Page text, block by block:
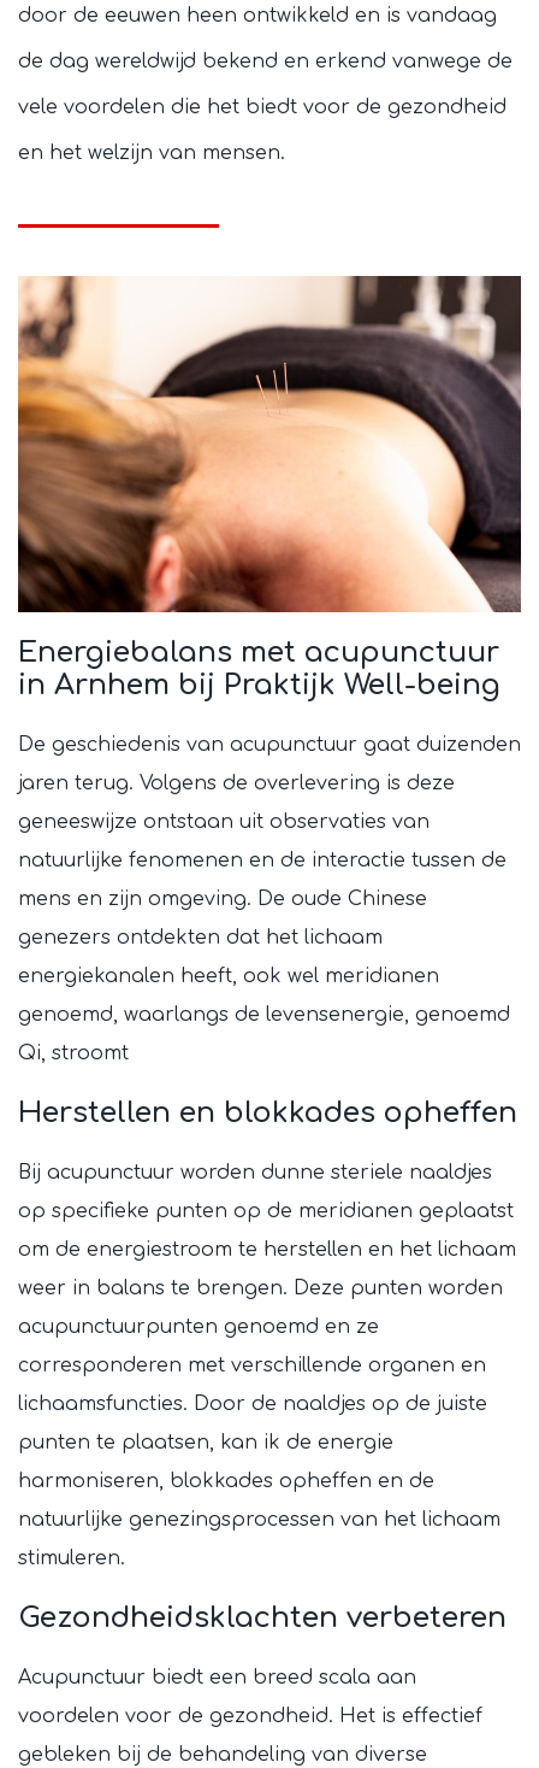
door de eeuwen heen ontwikkeld en is vandaag
de dag wereldwijd bekend en erkend vanwege de
vele voordelen die het biedt voor de gezondheid
en het welzijn van mensen.
Energiebalans met acupunctuur
in Arnhem bij Praktijk Well-being
De geschiedenis van acupunctuur gaat duizenden
jaren terug. Volgens de overlevering is deze
geneeswijze ontstaan uit observaties van
natuurlijke fenomenen en de interactie tussen de
mens en zijn omgeving. De oude Chinese
genezers ontdekten dat het lichaam
energiekanalen heeft, ook wel meridianen
genoemd, waarlangs de levensenergie, genoemd
Qi, stroomt
Herstellen en blokkades opheffen
Bij acupunctuur worden dunne steriele naaldjes
op specifieke punten op de meridianen geplaatst
om de energiestroom te herstellen en het lichaam
weer in balans te brengen. Deze punten worden
acupunctuurpunten genoemd en ze
corresponderen met verschillende organen en
lichaamsfuncties. Door de naaldjes op de juiste
punten te plaatsen, kan ik de energie
harmoniseren, blokkades opheffen en de
natuurlijke genezingsprocessen van het lichaam
stimuleren.
Gezondheidsklachten verbeteren
Acupunctuur biedt een breed scala aan
voordelen voor de gezondheid. Het is effectief
gebleken bij de behandeling van diverse